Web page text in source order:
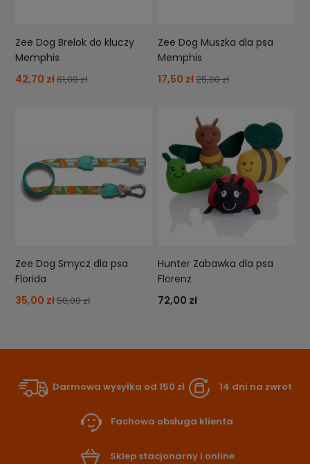
Zee Dog Brelok do kluczy
Memphis
42,70 zł61,00 zł
Zee Dog Muszka dla psa
Memphis
17,50 zł25,00 zł
Zee Dog Smycz dla psa
Florida
35,00 zł50,00 zł
Hunter Zabawka dla psa
Florenz
72,00 zł
Darmowa wysyłka od 150 zł 14 dni na zwrot
Fachowa obsługa klienta
Sklep stacjonarny i online